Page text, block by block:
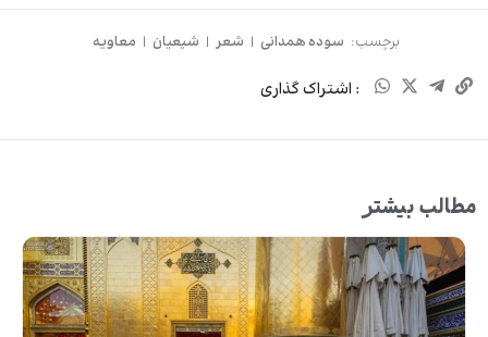
برچسب: سوده همدانی | شعر | شیعیان | معاویه
: اشتراک گذاری
مطالب بیشتر